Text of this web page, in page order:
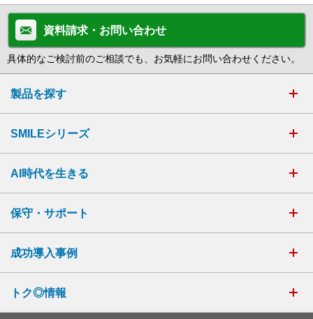
資料請求・お問い合わせ
具体的なご検討前のご相談でも、お気軽にお問い合わせください。
製品を探す
SMILEシリーズ
AI時代を生きる
保守・サポート
成功導入事例
トク◎情報